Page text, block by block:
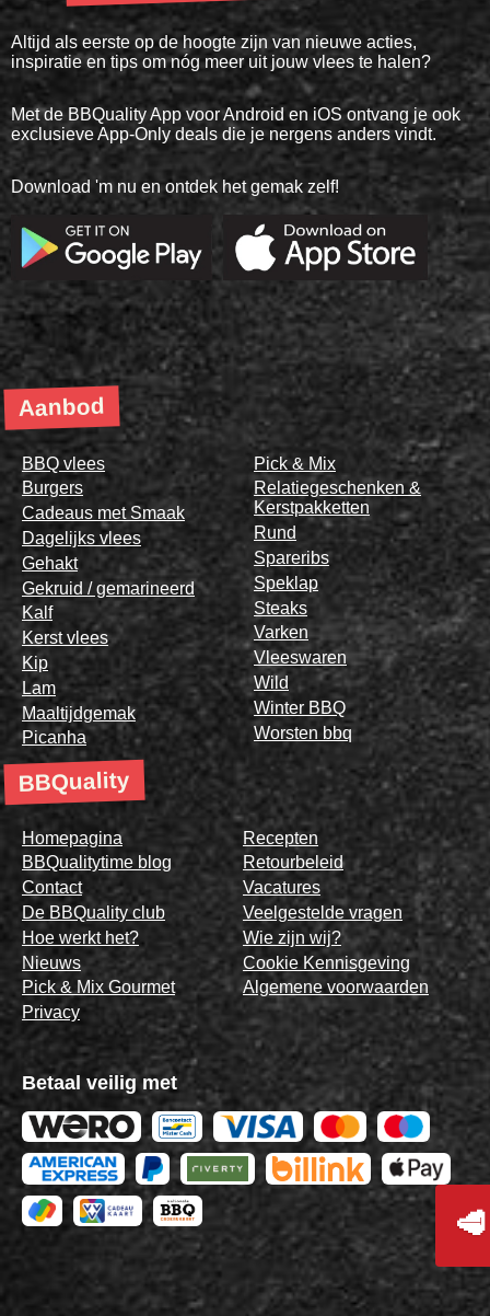
Altijd als eerste op de hoogte zijn van nieuwe acties,
inspiratie en tips om nóg meer uit jouw vlees te halen?
Met de BBQuality App voor Android en iOS ontvang je ook
exclusieve App-Only deals die je nergens anders vindt.
Download 'm nu en ontdek het gemak zelf!
Aanbod
BBQ vlees
Burgers
Cadeaus met Smaak
Dagelijks vlees
Gehakt
Gekruid / gemarineerd
Kalf
Kerst vlees
Kip
Lam
Maaltijdgemak
Picanha
Pick & Mix
Relatiegeschenken &
Kerstpakketten
Rund
Spareribs
Speklap
Steaks
Varken
Vleeswaren
Wild
Winter BBQ
Worsten bbq
BBQuality
Homepagina
BBQualitytime blog
Contact
De BBQuality club
Hoe werkt het?
Nieuws
Pick & Mix Gourmet
Privacy
Recepten
Retourbeleid
Vacatures
Veelgestelde vragen
Wie zijn wij?
Cookie Kennisgeving
Algemene voorwaarden
Betaal veilig met
🥩